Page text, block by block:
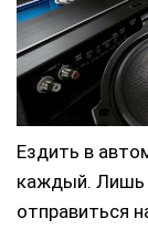
Ездить в
каждый. Лишь
отправиться